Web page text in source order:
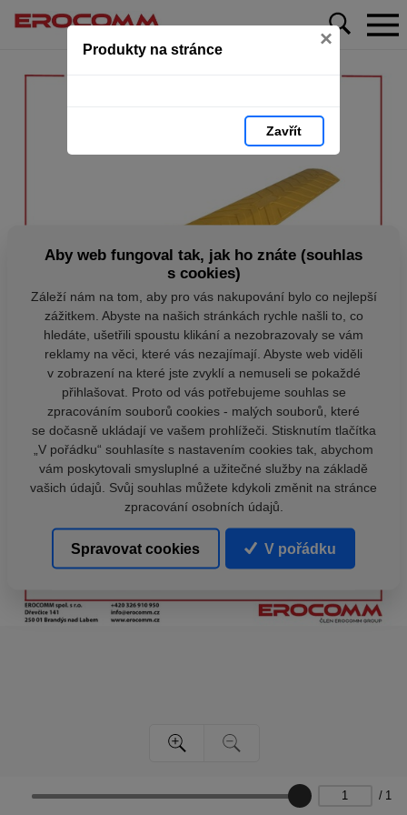
Produkty na stránce ×
Zavřít
/ 1
Aby web fungoval tak, jak ho znáte (souhlas
s cookies)
Záleží nám na tom, aby pro vás nakupování bylo co nejlepší
zážitkem. Abyste na našich stránkách rychle našli to, co
hledáte, ušetřili spoustu klikání a nezobrazovaly se vám
reklamy na věci, které vás nezajímají. Abyste web viděli
v zobrazení na které jste zvyklí a nemuseli se pokaždé
přihlašovat. Proto od vás potřebujeme souhlas se
zpracováním souborů cookies - malých souborů, které
se dočasně ukládají ve vašem prohlížeči. Stisknutím tlačítka
„V pořádku“ souhlasíte s nastavením cookies tak, abychom
vám poskytovali smysluplné a užitečné služby na základě
vašich údajů. Svůj souhlas můžete kdykoli změnit na stránce
zpracování osobních údajů.
Spravovat cookies V pořádku